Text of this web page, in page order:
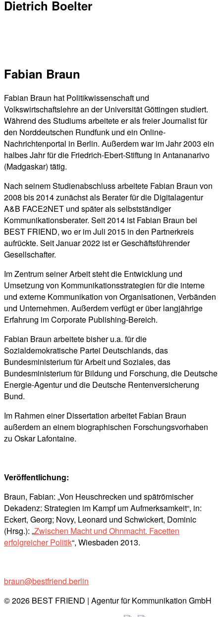
Dietrich Boelter
Fabian Braun
Fabian Braun hat Politikwissenschaft und
Volkswirtschaftslehre an der Universität Göttingen studiert.
Während des Studiums arbeitete er als freier Journalist für
den Norddeutschen Rundfunk und ein Online-
Nachrichtenportal in Berlin. Außerdem war im Jahr 2003 ein
halbes Jahr für die Friedrich-Ebert-Stiftung in Antananarivo
(Madgaskar) tätig.
Nach seinem Studienabschluss arbeitete Fabian Braun von
2008 bis 2014 zunächst als Berater für die Digitalagentur
A&B FACE2NET und später als selbstständiger
Kommunikationsberater. Seit 2014 ist Fabian Braun bei
BEST FRIEND, wo er im Juli 2015 in den Partnerkreis
aufrückte. Seit Januar 2022 ist er Geschäftsführender
Gesellschafter.
Im Zentrum seiner Arbeit steht die Entwicklung und
Umsetzung von Kommunikationsstrategien für die interne
und externe Kommunikation von Organisationen, Verbänden
und Unternehmen. Außerdem verfügt er über langjährige
Erfahrung im Corporate Publishing-Bereich.
Fabian Braun arbeitete bisher u.a. für die
Sozialdemokratische Partei Deutschlands, das
Bundesministerium für Arbeit und Soziales, das
Bundesministerium für Bildung und Forschung, die Deutsche
Energie-Agentur und die Deutsche Rentenversicherung
Bund.
Im Rahmen einer Dissertation arbeitet Fabian Braun
außerdem an einem biographischen Forschungsvorhaben
zu Oskar Lafontaine.
Veröffentlichung:
Braun, Fabian: „Von Heuschrecken und spätrömischer
Dekadenz: Strategien im Kampf um Aufmerksamkeit“, in:
Eckert, Georg; Novy, Leonard und Schwickert, Dominic
(Hrsg.): „Zwischen Macht und Ohnmacht. Facetten
erfolgreicher Politik“, Wiesbaden 2013.
braun@bestfriend.berlin
© 2026 BEST FRIEND | Agentur für Kommunikation GmbH